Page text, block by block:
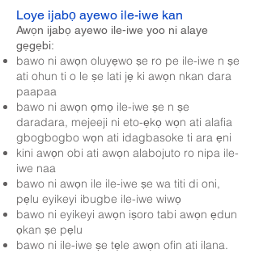
Loye ijabọ ayewo ile-iwe kan
Awọn ijabọ ayewo ile-iwe yoo ni alaye
gẹgẹbi:
bawo ni awọn oluyẹwo ṣe ro pe ile-iwe n ṣe
ati ohun ti o le ṣe lati jẹ ki awọn nkan dara
paapaa
bawo ni awọn ọmọ ile-iwe ṣe n ṣe
daradara, mejeeji ni eto-ẹkọ wọn ati alafia
gbogbogbo wọn ati idagbasoke ti ara ẹni
kini awọn obi ati awọn alabojuto ro nipa ile-
iwe naa
bawo ni awọn ile ile-iwe ṣe wa titi di oni,
pẹlu eyikeyi ibugbe ile-iwe wiwọ
bawo ni eyikeyi awọn iṣoro tabi awọn ẹdun
ọkan ṣe pẹlu
bawo ni ile-iwe ṣe tẹle awọn ofin ati ilana.